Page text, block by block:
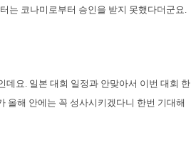
는 코나미로부터 승인을 받지 못했다더군요.
데요. 일본 대회 일정과 안맞아서 이번 대회 한
올해 안에는 꼭 성사시키겠다니 한번 기대해